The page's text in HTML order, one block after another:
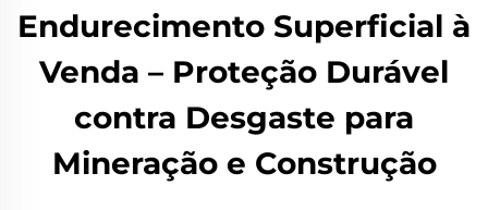
Endurecimento Superficial à
Venda – Proteção Durável
contra Desgaste para
Mineração e Construção